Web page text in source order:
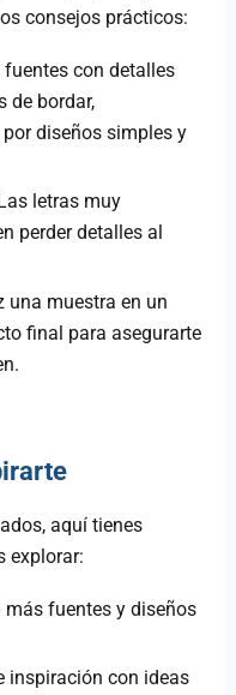
consejos prácticos:
fuentes con detalles
de bordar,
diseños simples y
Las letras muy
perder detalles al
una muestra en un
final para asegurarte
aquí tienes
explorar:
más fuentes y diseños
inspiración con ideas